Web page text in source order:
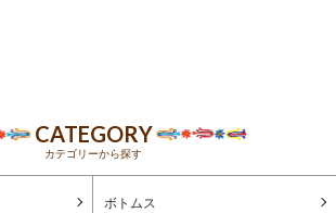
CATEGORY
カテゴリーから探す
ボトムス